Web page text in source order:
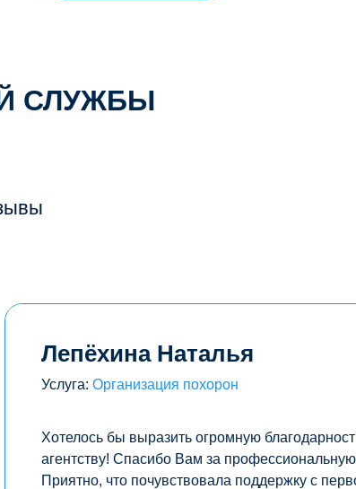
СЛУЖБЫ
Лепёхина Наталья
Услуга: Организация похорон
Хотелось бы выразить огромную
агентству! Спасибо Вам за
Приятно, что почувствовала поддержку с